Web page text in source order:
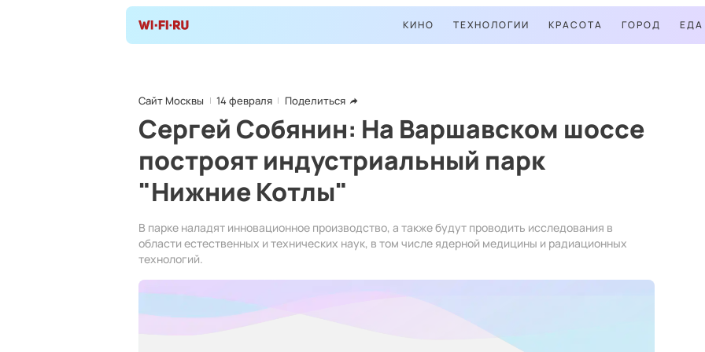
КИНО ТЕХНОЛОГИИ КРАСОТА ГОРОД ЕДА
Сайт Москвы 14 февраля Поделиться
Cергей Собянин: На Варшавском шоссе
построят индустриальный парк
"Нижние Котлы"
В парке наладят инновационное производство, а также будут проводить исследования в
области естественных и технических наук, в том числе ядерной медицины и радиационных
технологий.